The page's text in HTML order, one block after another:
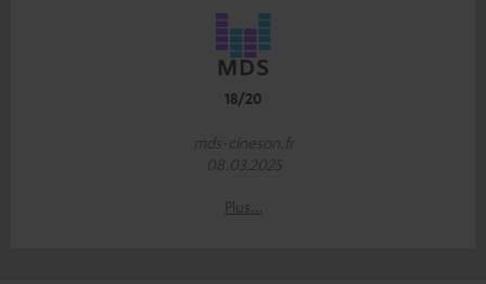
18/20
mds-cineson.fr
08.03.2025
Plus…